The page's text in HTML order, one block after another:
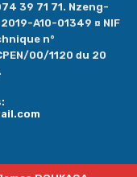
39 71 71. Nzeng-
A10-01349 ¤ NIF
n°
00/1120 du 20